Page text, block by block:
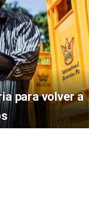
para volver a